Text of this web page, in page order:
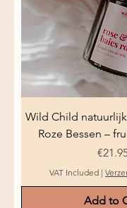
Wild Child
Roze Bessen –
Price
VAT Included |
Add to